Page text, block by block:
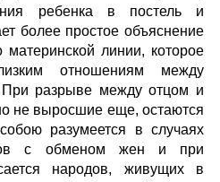
ребенка в постель и
более простое объяснение
линии, которое
отношениям между
разрыве между отцом и
не выросшие еще, остаются
разумеется в случаях
с обменом жен и при
народов, живущих в